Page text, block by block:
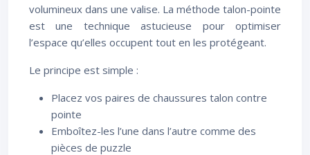
volumineux dans une valise. La méthode talon-pointe
est une technique astucieuse pour optimiser
l’espace qu’elles occupent tout en les protégeant.
Le principe est simple :
Placez vos paires de chaussures talon contre
pointe
Emboîtez-les l’une dans l’autre comme des
pièces de puzzle